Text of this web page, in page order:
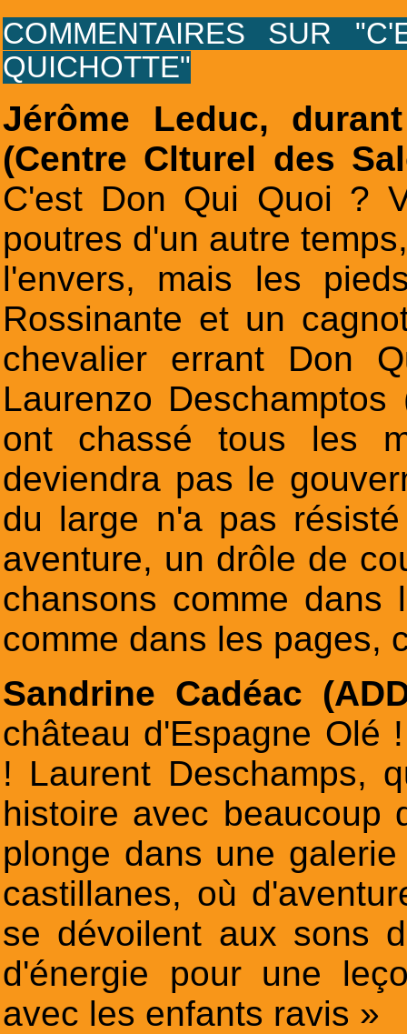
COMMENTAIRES SUR
QUICHOTTE"
Jérôme Leduc,
(Centre Clturel des
C'est Don Qui Quoi ?
poutres d'un autre
l'envers, mais les
Rossinante et un
chevalier errant Don
Laurenzo
ont chassé tous les
deviendra pas le
du large n'a pas
aventure, un drôle de
chansons comme
comme dans les pages,
Sandrine Cadéac
château d'Espagne Olé
! Laurent Deschamps,
histoire avec beaucoup
plonge dans une
castillanes, où
se dévoilent aux sons
d'énergie pour une
avec les enfants ravis »